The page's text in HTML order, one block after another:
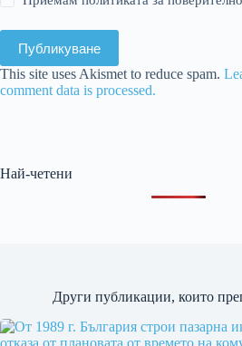
Публикуване
This site uses Akismet to reduce spam.
comment data is processed.
Най-четени
Други публикации, които